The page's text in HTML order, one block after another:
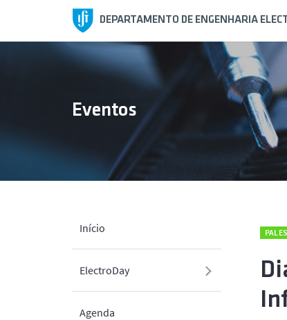
DEPARTAMENTO DE ENGENHARIA
Início
ElectroDay
Agenda
Eventos